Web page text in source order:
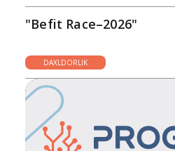
"Befit Race–2026"
DAXLDORLIK